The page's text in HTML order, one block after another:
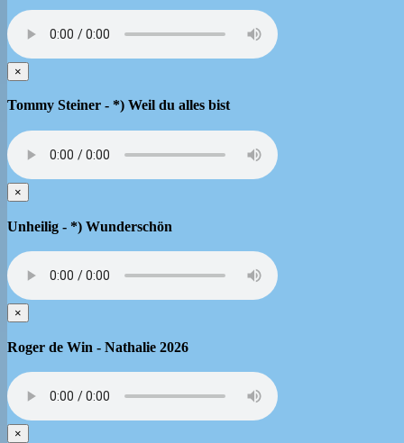
×
Tommy Steiner - *) Weil du alles bist
×
Unheilig - *) Wunderschön
×
Roger de Win - Nathalie 2026
×